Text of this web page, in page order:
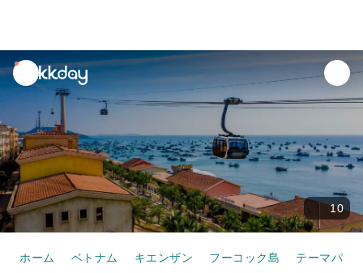
unread
notifications
10
ホーム ベトナム キエンザン フーコック島 テーマパー